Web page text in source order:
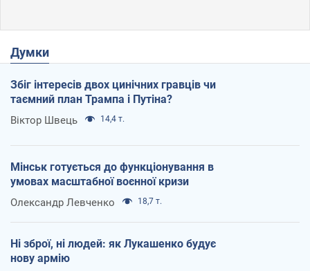
Думки
Збіг інтересів двох цинічних гравців чи
таємний план Трампа і Путіна?
Віктор Швець 14,4 т.
Мінськ готується до функціонування в
умовах масштабної воєнної кризи
Олександр Левченко 18,7 т.
Ні зброї, ні людей: як Лукашенко будує
нову армію